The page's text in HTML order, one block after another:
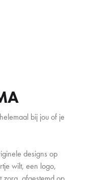
bij jou of je
designs op
wilt, een logo,